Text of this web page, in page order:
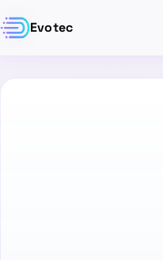
Evotec